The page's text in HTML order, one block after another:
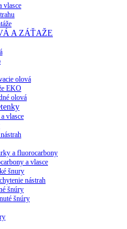
vlasce
A ZÁŤAŽE
olová
EKO
olová
vlasce
a fluorocarbony
a vlasce
šnury
nástrah
šnúry
šnúry